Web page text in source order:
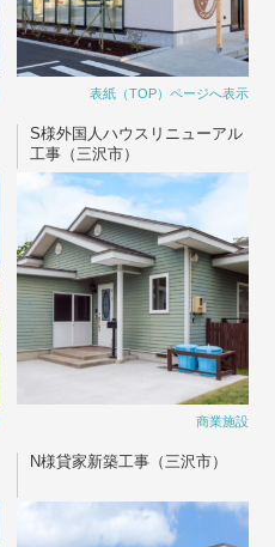
表紙（TOP）ページへ表示
S様外国人ハウスリニューアル
工事（三沢市）
商業施設
N様貸家新築工事（三沢市）